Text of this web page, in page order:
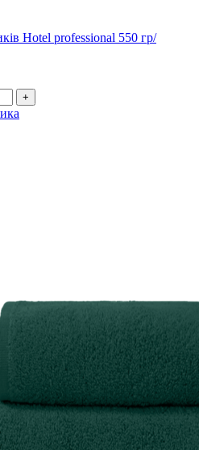
Hotel professional 550 гр/
+